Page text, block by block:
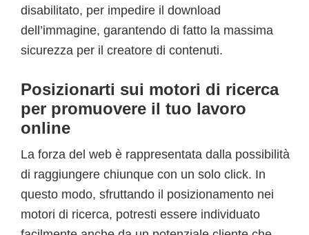
disabilitato, per impedire il download
dell’immagine, garantendo di fatto la massima
sicurezza per il creatore di contenuti.
Posizionarti sui motori di ricerca
per promuovere il tuo lavoro
online
La forza del web è rappresentata dalla possibilità
di raggiungere chiunque con un solo click. In
questo modo, sfruttando il posizionamento nei
motori di ricerca, potresti essere individuato